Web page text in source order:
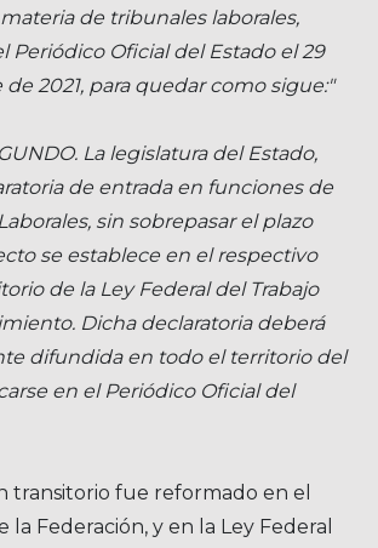
de tribunales laborales,
Periódico Oficial del Estado el 29
2021, para quedar como sigue:"
La legislatura del Estado,
de entrada en funciones de
sin sobrepasar el plazo
se establece en el respectivo
de la Ley Federal del Trabajo
Dicha declaratoria deberá
difundida en todo el territorio del
en el Periódico Oficial del
transitorio fue reformado en el
la Federación, y en la Ley Federal